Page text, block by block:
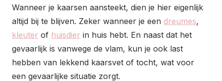
Wanneer je kaarsen aansteekt, dien je hier eigenlijk
altijd bij te blijven. Zeker wanneer je een dreumes,
kleuter of huisdier in huis hebt. En naast dat het
gevaarlijk is vanwege de vlam, kun je ook last
hebben van lekkend kaarsvet of tocht, wat voor
een gevaarlijke situatie zorgt.